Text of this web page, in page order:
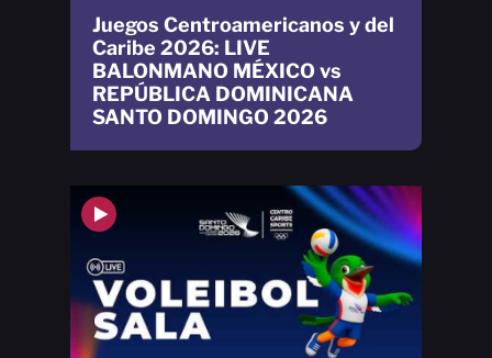
Juegos Centroamericanos y del
Caribe 2026: LIVE
BALONMANO MÉXICO vs
REPÚBLICA DOMINICANA
SANTO DOMINGO 2026